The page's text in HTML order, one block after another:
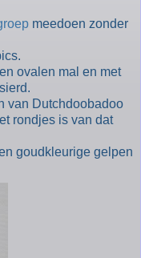
meedoen zonder
ovalen mal en met
van Dutchdoobadoo
rondjes is van dat
goudkleurige gelpen